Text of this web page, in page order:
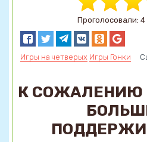
Проголосовали:
Игры на четверых Игры Гонки
К